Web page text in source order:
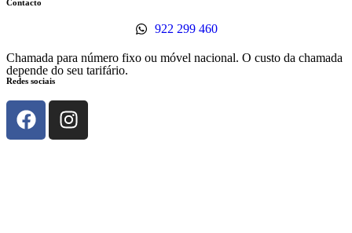
Contacto
922 299 460
Chamada para número fixo ou móvel nacional. O custo da chamada
depende do seu tarifário.
Redes sociais